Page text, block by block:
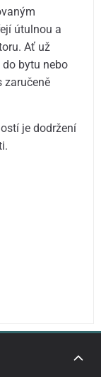
útulnou a
Ať už
bytu nebo
zaručeně
je dodržení